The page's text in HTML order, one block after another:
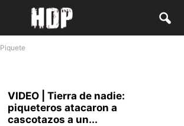
Piquete
VIDEO | Tierra de nadie:
piqueteros atacaron a
cascotazos a un...